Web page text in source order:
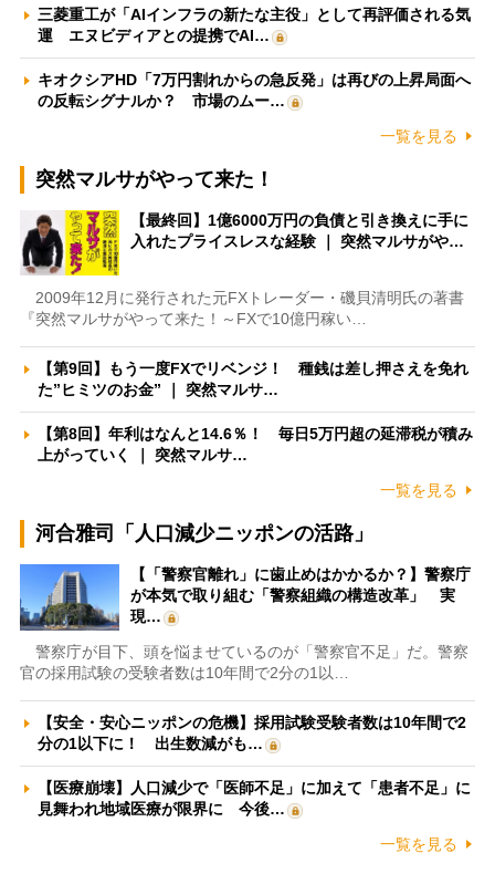
三菱重工が「AIインフラの新たな主役」として再評価される気
運 エヌビディアとの提携でAI…
キオクシアHD「7万円割れからの急反発」は再びの上昇局面へ
の反転シグナルか？ 市場のムー…
一覧を見る
突然マルサがやって来た！
【最終回】1億6000万円の負債と引き換えに手に
入れたプライスレスな経験 ｜ 突然マルサがや…
2009年12月に発行された元FXトレーダー・磯貝清明氏の著書
『突然マルサがやって来た！～FXで10億円稼い…
【第9回】もう一度FXでリベンジ！ 種銭は差し押さえを免れ
た”ヒミツのお金” ｜ 突然マルサ…
【第8回】年利はなんと14.6％！ 毎日5万円超の延滞税が積み
上がっていく ｜ 突然マルサ…
一覧を見る
河合雅司「人口減少ニッポンの活路」
【「警察官離れ」に歯止めはかかるか？】警察庁
が本気で取り組む「警察組織の構造改革」 実
現…
警察庁が目下、頭を悩ませているのが「警察官不足」だ。警察
官の採用試験の受験者数は10年間で2分の1以…
【安全・安心ニッポンの危機】採用試験受験者数は10年間で2
分の1以下に！ 出生数減がも…
【医療崩壊】人口減少で「医師不足」に加えて「患者不足」に
見舞われ地域医療が限界に 今後…
一覧を見る